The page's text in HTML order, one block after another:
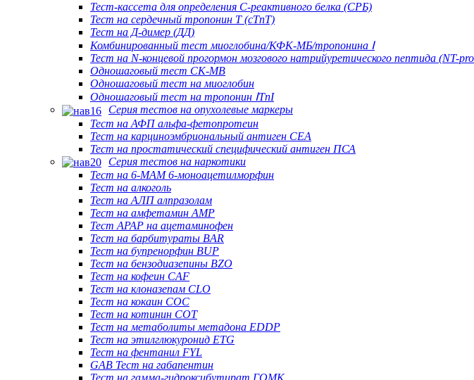
Тест-кассета для определения С-реактивного белка (СРБ)
Тест на сердечный тропонин Т (cTnT)
Тест на Д-димер (ДД)
Комбинированный тест миоглобина/КФК-МБ/тропонина Ⅰ
Тест на N-концевой прогормон мозгового натрийуретического пептида (NT-
Одношаговый тест CK-MB
Одношаговый тест на миоглобин
Одношаговый тест на тропонин ⅠTnI
Серия тестов на опухолевые маркеры
Тест на АФП альфа-фетопротеин
Тест на карциноэмбриональный антиген CEA
Тест на простатический специфический антиген ПСА
Серия тестов на наркотики
Тест на 6-МАМ 6-моноацетилморфин
Тест на алкоголь
Тест на АЛП алпразолам
Тест на амфетамин AMP
Тест APAP на ацетаминофен
Тест на барбитураты BAR
Тест на бупренорфин BUP
Тест на бензодиазепины BZO
Тест на кофеин CAF
Тест на клоназепам CLO
Тест на кокаин COC
Тест на котинин COT
Тест на метаболиты метадона EDDP
Тест на этилглюкуронид ETG
Тест на фентанил FYL
GAB Тест на габапентин
Тест на гамма-гидроксибутират ГОМК